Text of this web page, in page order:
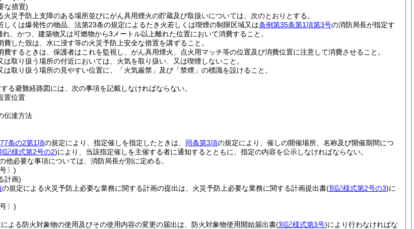
な措置)
火災予防上支障のある場所並びにがん具用煙火の貯蔵及び取扱いについては、次のとおりとする。
しくは爆発性の物品、法第23条の規定によるたき火若しくは喫煙の制限区域又は条例第35条第1項第3号の消防局長が指定す
、かつ、建築物又は可燃物から3メートル以上離れた位置において消費すること。
した殼は、水に浸す等の火災予防上安全な措置を講ずること。
費するときは、保護者はこれを監視し、がん具用煙火、点火用マッチ等の位置及び消費位置に注意して消費させること。
取り扱う場所の付近においては、火気を取り扱い、又は喫煙しないこと。
取り扱う場所の見やすい位置に、「火気厳禁」及び「禁煙」の標識を設けること。
る避難経路図には、次の事項を記載しなければならない。
置位置
伝達方法
条の2第1項の規定により、指定催しを指定したときは、 同条第3項の規定により、催しの開催場所、名称及び開催期間につ
記様式第2号の2)により、当該指定催しを主催する者に通知するとともに、指定の内容を公示しなければならない。
他必要な事項については、消防局長が別に定める。
〕)
計画)
の規定による火災予防上必要な業務に関する計画の提出は、火災予防上必要な業務に関する計画提出書(別記様式第2号の3)に
〕)
よる防火対象物の使用及びその使用内容の変更の届出は、防火対象物使用開始届出書(別記様式第3号)により行わなければな